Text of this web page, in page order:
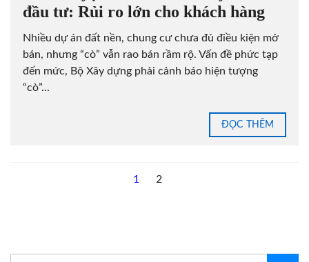
đầu tư: Rủi ro lớn cho khách hàng
Nhiều dự án đất nền, chung cư chưa đủ điều kiện mở
bán, nhưng “cò” vẫn rao bán rầm rộ. Vấn đề phức tạp
đến mức, Bộ Xây dựng phải cảnh báo hiện tượng
“cò”...
ĐỌC THÊM
1 2